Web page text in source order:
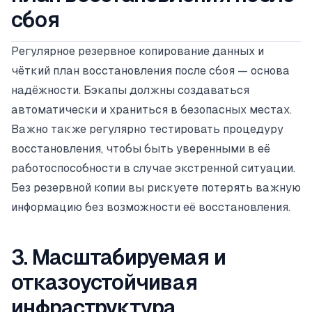
сбоя
Регулярное резервное копирование данных и
чёткий план восстановления после сбоя — основа
надёжности. Бэкапы должны создаваться
автоматически и храниться в безопасных местах.
Важно также регулярно тестировать процедуру
восстановления, чтобы быть уверенными в её
работоспособности в случае экстренной ситуации.
Без резервной копии вы рискуете потерять важную
информацию без возможности её восстановления.
3. Масштабируемая и
отказоустойчивая